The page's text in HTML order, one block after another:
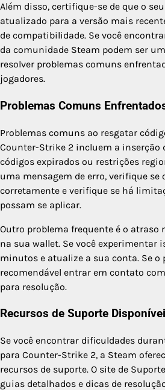
Além disso, certifique-se de que o
atualizado para a versão mais
de compatibilidade. Se você
da comunidade Steam podem ser
resolver problemas comuns
jogadores.
Problemas Comuns
Problemas comuns ao resgatar
Counter-Strike 2 incluem a inserção
códigos expirados ou restrições
uma mensagem de erro, verifique se
corretamente e verifique se há
possam se aplicar.
Outro problema frequente é o atraso
na sua wallet. Se você experimentar
minutos e atualize a sua conta. Se o
recomendável entrar em contato
para resolução.
Recursos de Suporte
Se você encontrar dificuldades
para Counter-Strike 2, a Steam
recursos de suporte. O site de
guias detalhados e dicas de